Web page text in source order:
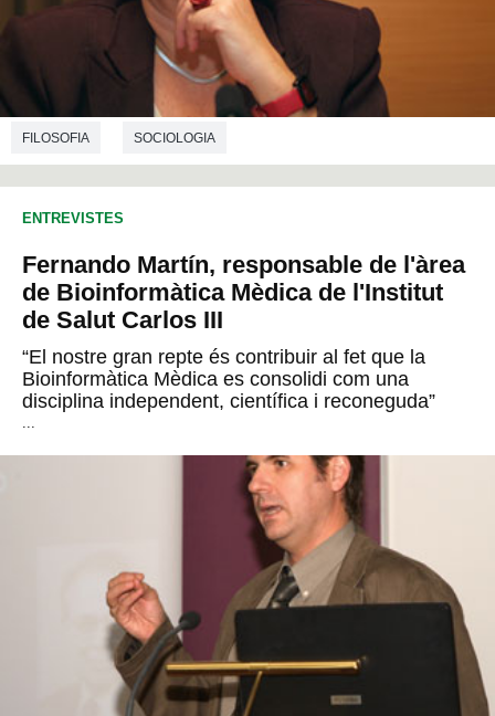
FILOSOFIA SOCIOLOGIA
ENTREVISTES
Fernando Martín, responsable de l'àrea
de Bioinformàtica Mèdica de l'Institut
de Salut Carlos III
“El nostre gran repte és contribuir al fet que la
Bioinformàtica Mèdica es consolidi com una
disciplina independent, científica i reconeguda”